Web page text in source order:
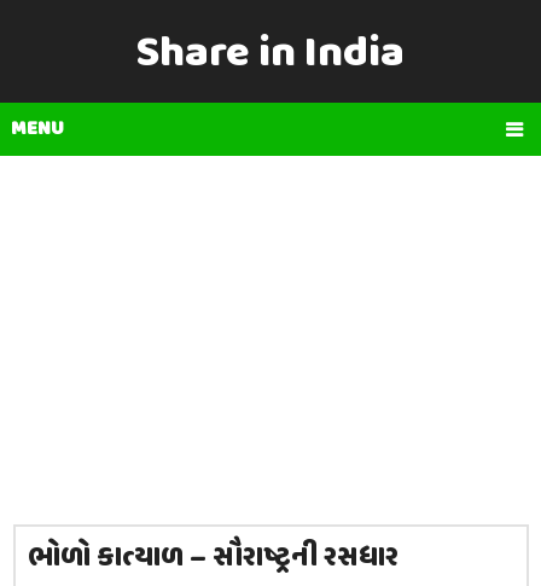
Share in India
MENU
ભોળો કાત્યાળ – સૌરાષ્ટ્રની રસધાર